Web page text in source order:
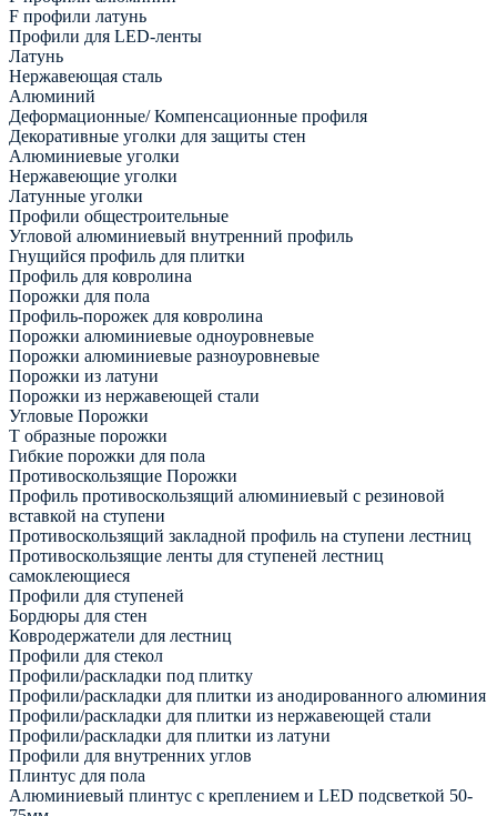
F профили латунь
Профили для LED-ленты
Латунь
Нержавеющая сталь
Алюминий
Деформационные/ Компенсационные профиля
Декоративные уголки для защиты стен
Алюминиевые уголки
Нержавеющие уголки
Латунные уголки
Профили общестроительные
Угловой алюминиевый внутренний профиль
Гнущийся профиль для плитки
Профиль для ковролина
Порожки для пола
Профиль-порожек для ковролина
Порожки алюминиевые одноуровневые
Порожки алюминиевые разноуровневые
Порожки из латуни
Порожки из нержавеющей стали
Угловые Порожки
Т образные порожки
Гибкие порожки для пола
Противоскользящие Порожки
Профиль противоскользящий алюминиевый с резиновой
вставкой на ступени
Противоскользящий закладной профиль на ступени лестниц
Противоскользящие ленты для ступеней лестниц
самоклеющиеся
Профили для ступеней
Бордюры для стен
Ковродержатели для лестниц
Профили для стекол
Профили/раскладки под плитку
Профили/раскладки для плитки из анодированного алюминия
Профили/раскладки для плитки из нержавеющей стали
Профили/раскладки для плитки из латуни
Профили для внутренних углов
Плинтус для пола
Алюминиевый плинтус с креплением и LED подсветкой 50-